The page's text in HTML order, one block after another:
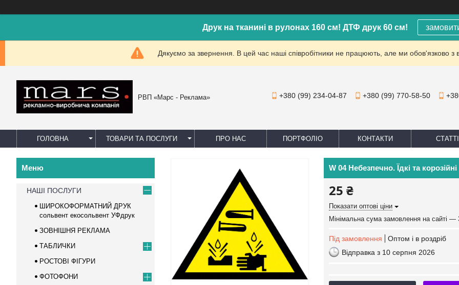
Друк на тканині в рулонах 160 см! ДТФ друк 60 см!
Дякуємо за звернення. В цей час наші співробітники не працюють, але ми обов'язково
РВП «Марс - Реклама» +380 (99) 234-04-87 +380 (99) 770-58-50
ГОЛОВНА ТОВАРИ ТА ПОСЛУГИ ПРО НАС ПОРТФОЛІО КОНТАКТИ СТАТТІ
W 04 Небезпечно. Їдкі та
25 ₴
Показати оптові ціни
Мінімальна сума замовлення на сайті —
Під замовлення
Оптом і в роздріб
Відправка з 10 серпня 2026
НАШІ ПОСЛУГИ
ШИРОКОФОРМАТНИЙ ДРУК
сольвент екосольвент УФдрук
ЗОВНІШНЯ РЕКЛАМА
ТАБЛИЧКИ
РОСТОВІ ФІГУРИ
ФОТОФОНИ